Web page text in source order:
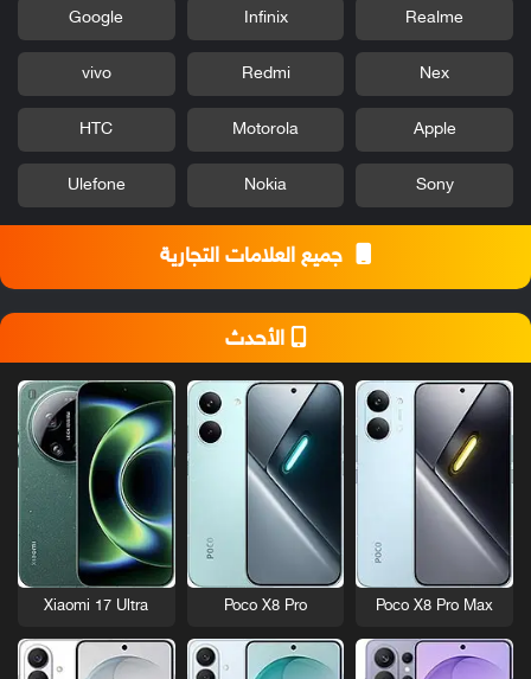
Realme
Infinix
Google
Nex
Redmi
vivo
Apple
Motorola
HTC
Sony
Nokia
Ulefone
جميع العلامات التجارية
الأحدث
Poco X8 Pro Max
Poco X8 Pro
Xiaomi 17 Ultra